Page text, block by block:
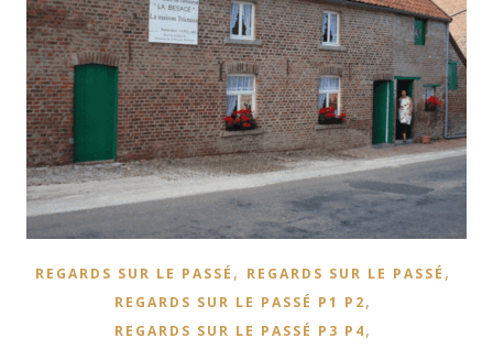
REGARDS SUR LE PASSÉ , REGARDS SUR LE PASSÉ ,
REGARDS SUR LE PASSÉ P1 P2,
REGARDS SUR LE PASSÉ P3 P4,